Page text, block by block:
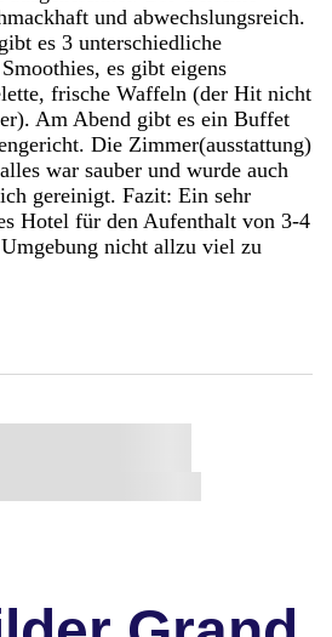
und abwechslungsreich.
es 3 unterschiedliche
es gibt eigens
frische Waffeln (der Hit nicht
Am Abend gibt es ein Buffet
Die Zimmer(ausstattung)
war sauber und wurde auch
gereinigt. Fazit: Ein sehr
Hotel für den Aufenthalt von 3-4
nicht allzu viel zu